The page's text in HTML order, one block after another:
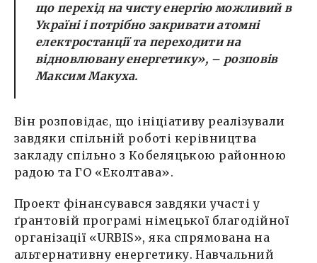
що перехід на чисту енергію можливий в
Україні і потрібно закривати атомні
електростанції та переходити на
відновлювану енергетику», – розповів
Максим Макуха.
Він розповідає, що ініціативу реалізували
завдяки спільній роботі керівництва
закладу спільно з Кобеляцькою районною
радою та ГО «Еколтава».
Проект фінансувався завдяки участі у
ґрантовій програмі німецької благодійної
організації «URBIS», яка спрямована на
альтернативну енергетику. Навчальний